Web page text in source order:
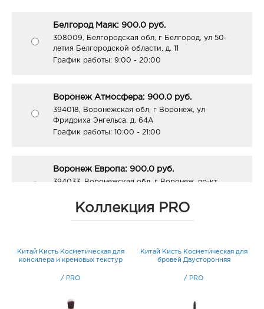
Белгород Маяк: 900.0 руб.
308009, Белгородская обл, г Белгород, ул 50-
летия Белгородской области, д. 11
График работы: 9:00 - 20:00
Воронеж Атмосфера: 900.0 руб.
394018, Воронежская обл, г Воронеж, ул
Фридриха Энгельса, д. 64А
График работы: 10:00 - 21:00
Воронеж Европа: 900.0 руб.
394033, Воронежская обл, г Воронеж, пр-кт
График работы:10:00 - 21:00
394068, Воронежская обл, г Воронеж, ул
Шишкова, д. 72
График работы:
Коллекция PRO
Китай Кисть Косметическая для
консилера и кремовых текстур
/ PRO
Китай Кисть Косметическая для
бровей Двусторонняя
/ PRO